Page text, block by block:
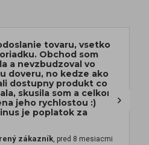
tovaru, vsetko
Obchod som
a nevzbudzoval vo
doveru, no kedze ako
dostupny produkt co
skusila som a celkom
jeho rychlostou :)
je poplatok za
zákazník, pred 8 mesiacmi